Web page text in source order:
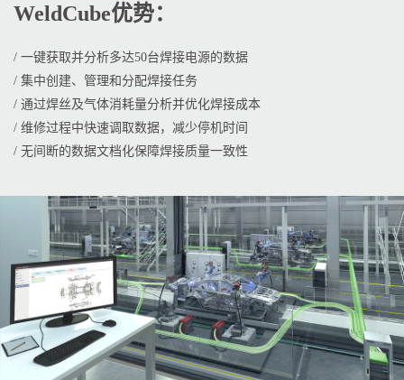
WeldCube优势：
/ 一键获取并分析多达50台焊接电源的数据
/ 集中创建、管理和分配焊接任务
/ 通过焊丝及气体消耗量分析并优化焊接成本
/ 维修过程中快速调取数据，减少停机时间
/ 无间断的数据文档化保障焊接质量一致性